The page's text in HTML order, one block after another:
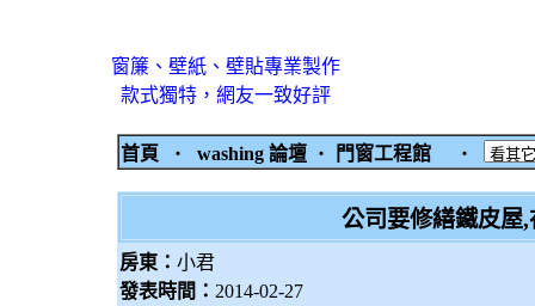
窗簾、壁紙、壁貼專業製作
款式獨特，網友一致好評
首頁 ‧ washing 論壇 ‧ 門窗工程館 ‧
公司要修繕鐵皮屋
房東： 小君
發表時間： 2014-02-27